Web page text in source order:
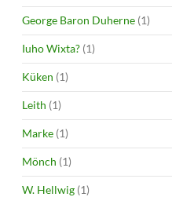
George Baron Duherne (1)
Iuho Wixta? (1)
Küken (1)
Leith (1)
Marke (1)
Mönch (1)
W. Hellwig (1)